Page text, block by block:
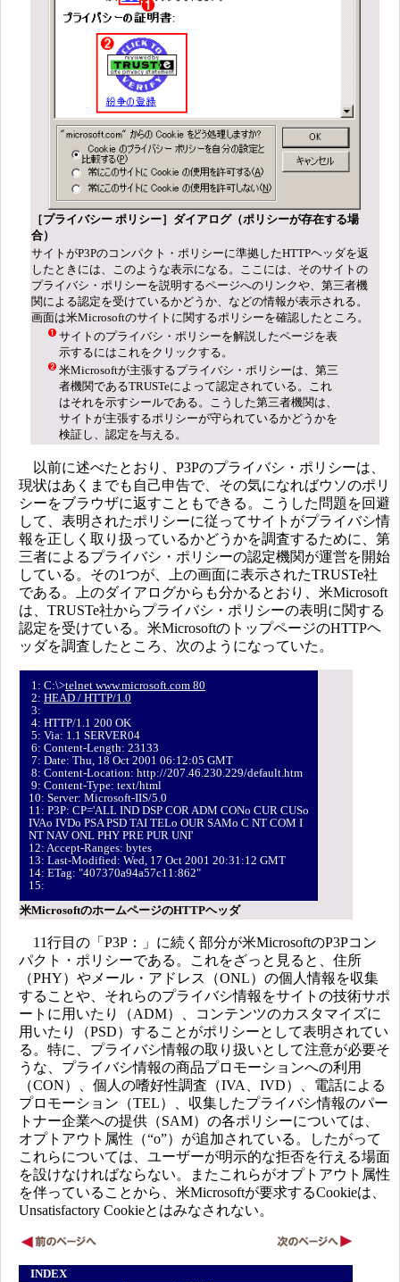
［プライバシー ポリシー］ダイアログ（ポリシーが存在する場
合）
サイトがP3Pのコンパクト・ポリシーに準拠したHTTPヘッダを返
したときには、このような表示になる。ここには、そのサイトの
プライバシ・ポリシーを説明するページへのリンクや、第三者機
関による認定を受けているかどうか、などの情報が表示される。
画面は米Microsoftのサイトに関するポリシーを確認したところ。
サイトのプライバシ・ポリシーを解説したページを表
示するにはこれをクリックする。
米Microsoftが主張するプライバシ・ポリシーは、第三
者機関であるTRUSTeによって認定されている。これ
はそれを示すシールである。こうした第三者機関は、
サイトが主張するポリシーが守られているかどうかを
検証し、認定を与える。
以前に述べたとおり、P3Pのプライバシ・ポリシーは、
現状はあくまでも自己申告で、その気になればウソのポリ
シーをブラウザに返すこともできる。こうした問題を回避
して、表明されたポリシーに従ってサイトがプライバシ情
報を正しく取り扱っているかどうかを調査するために、第
三者によるプライバシ・ポリシーの認定機関が運営を開始
している。その1つが、上の画面に表示されたTRUSTe社
である。上のダイアログからも分かるとおり、米Microsoft
は、TRUSTe社からプライバシ・ポリシーの表明に関する
認定を受けている。米MicrosoftのトップページのHTTPヘ
ッダを調査したところ、次のようになっていた。
1: C:\>telnet www.microsoft.com 80
2: HEAD / HTTP/1.0
3:
4: HTTP/1.1 200 OK
5: Via: 1.1 SERVER04
6: Content-Length: 23133
7: Date: Thu, 18 Oct 2001 06:12:05 GMT
8: Content-Location: http://207.46.230.229/default.htm
9: Content-Type: text/html
10: Server: Microsoft-IIS/5.0
11: P3P: CP='ALL IND DSP COR ADM CONo CUR CUSo
IVAo IVDo PSA PSD TAI TELo OUR SAMo C NT COM I
NT NAV ONL PHY PRE PUR UNI'
12: Accept-Ranges: bytes
13: Last-Modified: Wed, 17 Oct 2001 20:31:12 GMT
14: ETag: "407370a94a57c11:862"
15:
米MicrosoftのホームページのHTTPヘッダ
11行目の「P3P：」に続く部分が米MicrosoftのP3Pコン
パクト・ポリシーである。これをざっと見ると、住所
（PHY）やメール・アドレス（ONL）の個人情報を収集
することや、それらのプライバシ情報をサイトの技術サポ
ートに用いたり（ADM）、コンテンツのカスタマイズに
用いたり（PSD）することがポリシーとして表明されてい
る。特に、プライバシ情報の取り扱いとして注意が必要そ
うな、プライバシ情報の商品プロモーションへの利用
（CON）、個人の嗜好性調査（IVA、IVD）、電話による
プロモーション（TEL）、収集したプライバシ情報のパー
トナー企業への提供（SAM）の各ポリシーについては、
オプトアウト属性（“o”）が追加されている。したがって
これらについては、ユーザーが明示的な拒否を行える場面
を設けなければならない。またこれらがオプトアウト属性
を伴っていることから、米Microsoftが要求するCookieは、
Unsatisfactory Cookieとはみなされない。
INDEX